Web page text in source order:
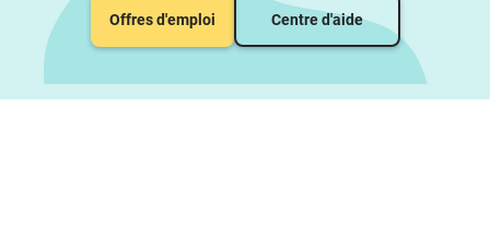
Offres d'emploi Centre d'aide